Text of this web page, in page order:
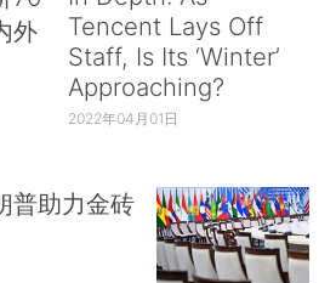
外
Tencent Lays Off
Staff, Is Its ‘Winter’
Approaching?
2022年04月01日
普助力金砖